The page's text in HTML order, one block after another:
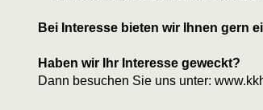
Bei Interesse bieten wir Ihnen gern
Haben wir Ihr Interesse geweckt?
Dann besuchen Sie uns unter: